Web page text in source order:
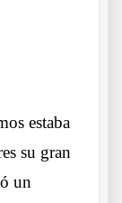
estaba
su gran
un